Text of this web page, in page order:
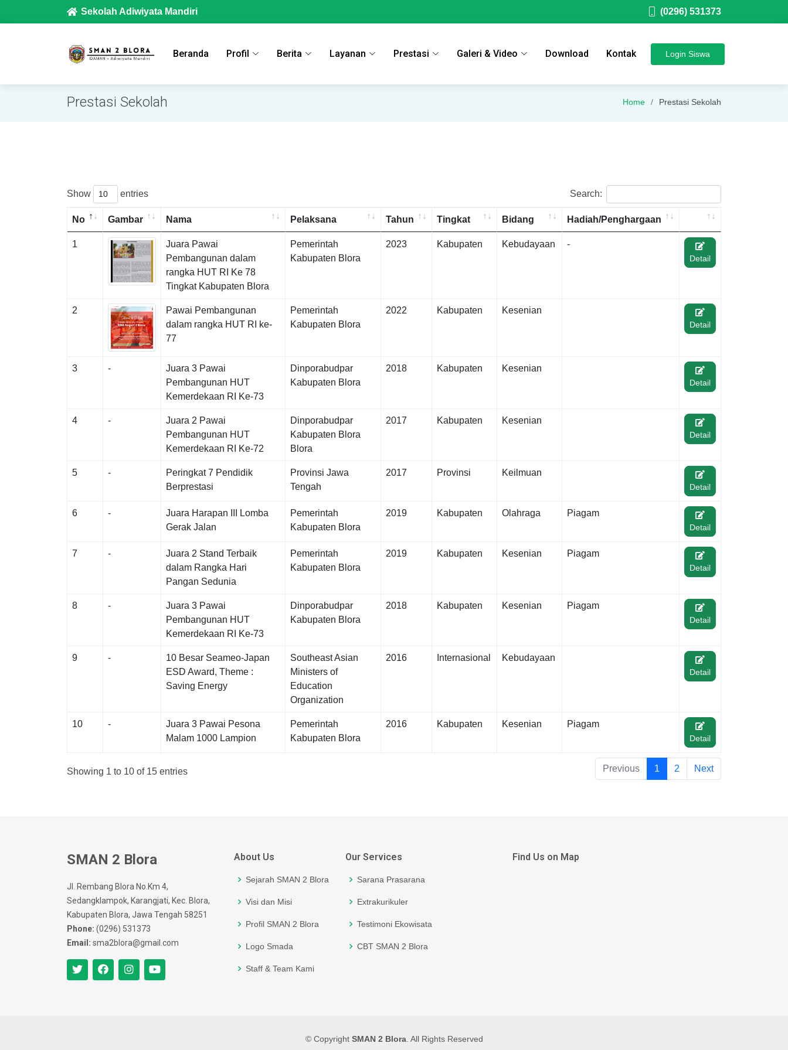
Sekolah Adiwiyata Mandiri (0296) 531373
Beranda Profil Berita Layanan Prestasi Galeri & Video Download Kontak Login Siswa
Prestasi Sekolah Home Prestasi Sekolah
Show entries Search:
No Gambar Nama Pelaksana Tahun Tingkat Bidang Hadiah/Penghargaan
1
Juara Pawai
Pembangunan dalam
rangka HUT RI Ke 78
Tingkat Kabupaten Blora
Pemerintah
Kabupaten Blora
2023 Kabupaten Kebudayaan -
Detail
2
Pawai Pembangunan
dalam rangka HUT RI ke-
77
Pemerintah
Kabupaten Blora
2022 Kabupaten Kesenian
Detail
3 -
Juara 3 Pawai
Pembangunan HUT
Kemerdekaan RI Ke-73
Dinporabudpar
Kabupaten Blora
2018 Kabupaten Kesenian
Detail
4 -
Juara 2 Pawai
Pembangunan HUT
Kemerdekaan RI Ke-72
Dinporabudpar
Kabupaten Blora
Blora
2017 Kabupaten Kesenian
Detail
5 -
Peringkat 7 Pendidik
Berprestasi
Provinsi Jawa
Tengah
2017 Provinsi Keilmuan
Detail
6 -
Juara Harapan III Lomba
Gerak Jalan
Pemerintah
Kabupaten Blora
2019 Kabupaten Olahraga Piagam
Detail
7 -
Juara 2 Stand Terbaik
dalam Rangka Hari
Pangan Sedunia
Pemerintah
Kabupaten Blora
2019 Kabupaten Kesenian Piagam
Detail
8 -
Juara 3 Pawai
Pembangunan HUT
Kemerdekaan RI Ke-73
Dinporabudpar
Kabupaten Blora
2018 Kabupaten Kesenian Piagam
Detail
9 -
10 Besar Seameo-Japan
ESD Award, Theme :
Saving Energy
Southeast Asian
Ministers of
Education
Organization
2016 Internasional Kebudayaan
Detail
10 -
Juara 3 Pawai Pesona
Malam 1000 Lampion
Pemerintah
Kabupaten Blora
2016 Kabupaten Kesenian Piagam
Detail
Showing 1 to 10 of 15 entries Previous 1 2 Next
SMAN 2 Blora
Jl. Rembang Blora No.Km 4,
Sedangklampok, Karangjati, Kec. Blora,
Kabupaten Blora, Jawa Tengah 58251
Phone: (0296) 531373
Email: sma2blora@gmail.com
About Us
Sejarah SMAN 2 Blora
Visi dan Misi
Profil SMAN 2 Blora
Logo Smada
Staff & Team Kami
Our Services
Sarana Prasarana
Extrakurikuler
Testimoni Ekowisata
CBT SMAN 2 Blora
Find Us on Map
© Copyright SMAN 2 Blora. All Rights Reserved